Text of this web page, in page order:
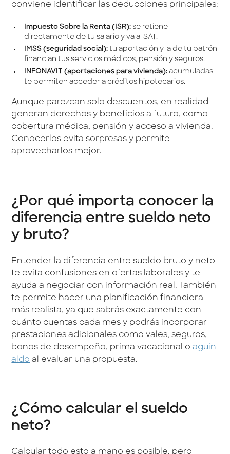
conviene identificar las deducciones principales:
Impuesto Sobre la Renta (ISR):se retiene
directamente de tu salario y va al SAT.
IMSS (seguridad social):tu aportación y la de tu patrón
financian tus servicios médicos, pensión y seguros.
INFONAVIT (aportaciones para vivienda):acumuladas
te permiten acceder a créditos hipotecarios.
Aunque parezcan solo descuentos, en realidad
generan derechos y beneficios a futuro, como
cobertura médica, pensión y acceso a vivienda.
Conocerlos evita sorpresas y permite
aprovecharlos mejor.
¿Por qué importa conocer la
diferencia entre sueldo neto
y bruto?
Entender la diferencia entre sueldo bruto y neto
te evita confusiones en ofertas laborales y te
ayuda a negociar con información real. También
te permite hacer una planificación financiera
más realista, ya que sabrás exactamente con
cuánto cuentas cada mes y podrás incorporar
prestaciones adicionales como vales, seguros,
bonos de desempeño, prima vacacional oaguin
aldo al evaluar una propuesta.
¿Cómo calcular el sueldo
neto?
Calcular todo esto a mano es posible, pero